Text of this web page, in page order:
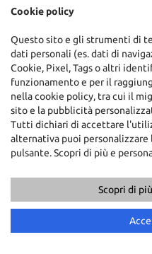
Cookie policy
Questo sito e gli strumenti di
dati personali (es. dati di
Cookie, Pixel, Tags o altri
funzionamento e per il
nella cookie policy, tra cui il
sito e la pubblicità
Tutti dichiari di accettare
alternativa puoi
pulsante. Scopri di più e
Scopri di